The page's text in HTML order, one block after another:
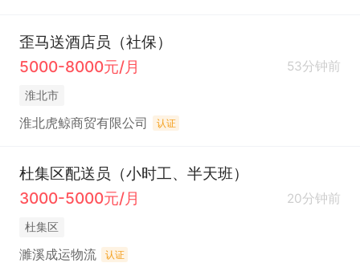
歪马送酒店员（社保）
5000-8000元/月
53分钟前
淮北市
淮北虎鲸商贸有限公司 认证
杜集区配送员（小时工、半天班）
3000-5000元/月
20分钟前
杜集区
濉溪成运物流 认证